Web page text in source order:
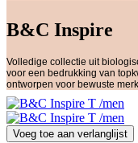
B&C Inspire
Volledige collectie uit
voor een bedrukking van
ontworpen voor bewuste
Voeg toe aan verlanglijst